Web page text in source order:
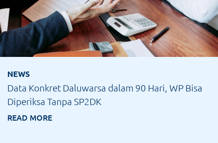
NEWS
Data Konkret Daluwarsa dalam 90 Hari, WP Bisa
Diperiksa Tanpa SP2DK
READ MORE